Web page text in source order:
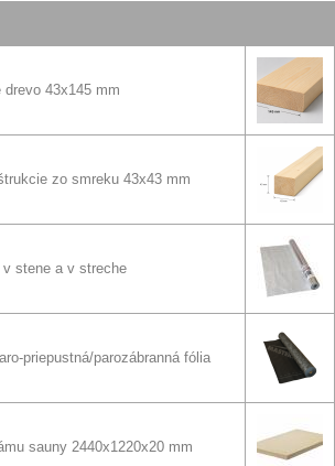
43x145 mm
zo smreku 43x43 mm
v stene a v streche
priepustná/parozábranná fólia
sauny 2440x1220x20 mm